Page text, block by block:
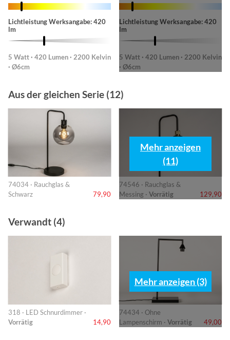
Lichtleistung Werksangabe: 420
lm
5 Watt · 420 Lumen · 2200 Kelvin
· Ø6cm
Lichtleistung Werksangabe: 420
lm
5 Watt · 420 Lumen · 2200 Kelvin
· Ø6cm
Aus der gleichen Serie (12)
74034 · Rauchglas &
Schwarz
79,90
74546 · Rauchglas &
Messing · Vorrätig 129,90
Mehr anzeigen
(11)
Verwandt (4)
318 · LED Schnurdimmer ·
Vorrätig
14,90
74434 · Ohne
Lampenschirm · Vorrätig 49,00
Mehr anzeigen (3)